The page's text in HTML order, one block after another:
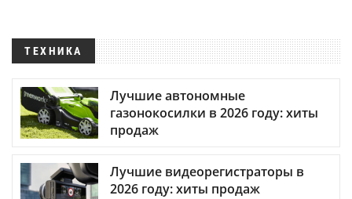
ТЕХНИКА
Лучшие автономные
газонокосилки в 2026 году: хиты
продаж
Лучшие видеорегистраторы в
2026 году: хиты продаж